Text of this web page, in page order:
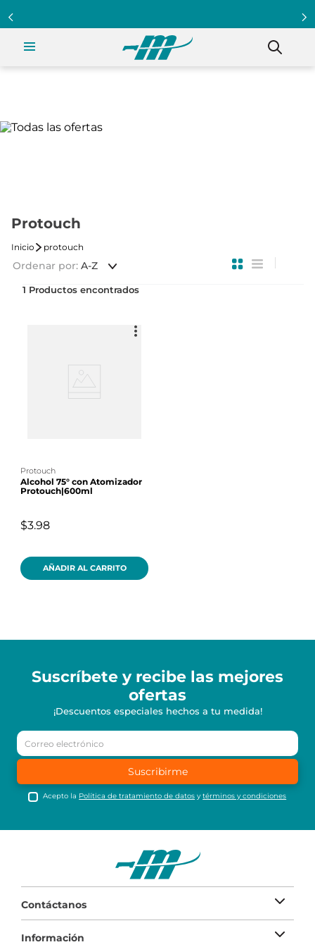
Protouch
protouch
Ordenar por A-Z
1
protouch
Alcohol 75° con Atomizador
Protouch|600ml
$3.98
AÑADIR AL CARRITO
Suscríbete y recibe las mejores
ofertas
¡Descuentos especiales hechos a tu medida!
Suscribirme
Acepto la Política de tratamiento de datos ytérminos y condiciones
Contáctanos
Información